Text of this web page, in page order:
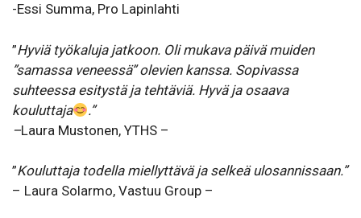
-Essi Summa, Pro Lapinlahti
”Hyviä työkaluja jatkoon. Oli mukava päivä muiden
”samassa veneessä” olevien kanssa. Sopivassa
suhteessa esitystä ja tehtäviä. Hyvä ja osaava
kouluttaja
.”
–Laura Mustonen, YTHS –
”Kouluttaja todella miellyttävä ja selkeä ulosannissaan.”
– Laura Solarmo, Vastuu Group –